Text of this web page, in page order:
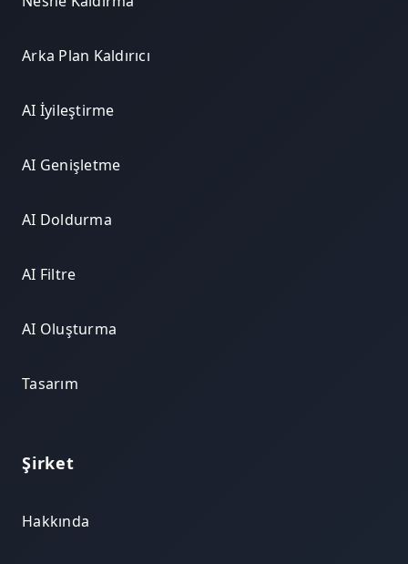
Arka Plan Kaldırıcı
AI İyileştirme
AI Genişletme
AI Doldurma
AI Filtre
AI Oluşturma
Tasarım
Şirket
Hakkında